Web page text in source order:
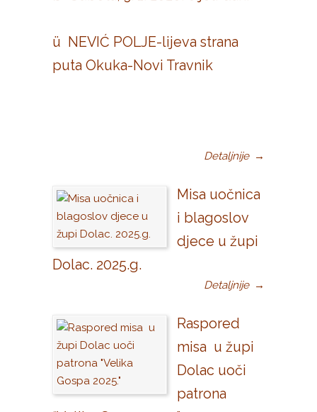
ü NEVIĆ POLJE-lijeva strana
puta Okuka-Novi Travnik
Detaljnije →
Misa uočnica
i blagoslov
djece u župi
Dolac. 2025.g.
Detaljnije →
Raspored
misa u župi
Dolac uoči
patrona